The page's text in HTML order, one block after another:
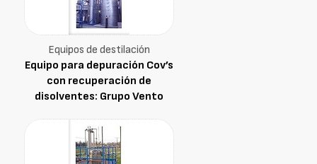
Equipos de destilación
Equipo para depuración Cov’s
con recuperación de
disolventes: Grupo Vento